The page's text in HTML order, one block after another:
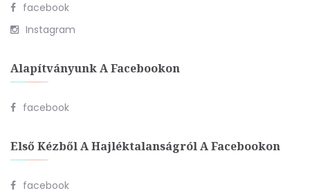
facebook
Instagram
Alapítványunk A Facebookon
facebook
Első Kézből A Hajléktalanságról A Facebookon
facebook